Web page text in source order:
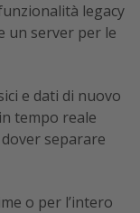
legacy
un server per le
e dati di nuovo
tempo reale
separare
o per l’intero